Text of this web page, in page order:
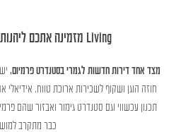
Living מזמינה אתכם ליהנות משילוב אידיאלי
מצד אחד דירות חדשות לגמרי בסטנדרט פרמיום,
חוזה הוגן ושקוף לשכירות ארוכת טווח.
תכנון עכשווי וגם סטנדרט גימור ואבזור שהם
כבר מתקרב